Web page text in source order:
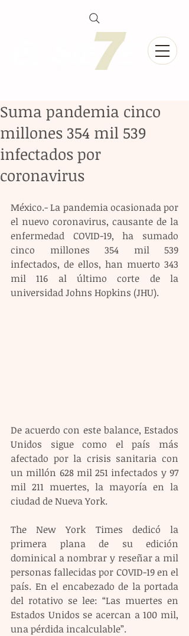
Suma pandemia cinco
millones 354 mil 539
infectados por
coronavirus
México.- La pandemia ocasionada por
el nuevo coronavirus, causante de la
enfermedad COVID-19, ha sumado
cinco millones 354 mil 539
infectados, de ellos, han muerto 343
mil 116 al último corte de la
universidad Johns Hopkins (JHU).
De acuerdo con este balance, Estados
Unidos sigue como el país más
afectado por la crisis sanitaria con
un millón 628 mil 251 infectados y 97
mil 211 muertes, la mayoría en la
ciudad de Nueva York.
The New York Times dedicó la
primera plana de su edición
dominical a nombrar y reseñar a mil
personas fallecidas por COVID-19 en el
país. En el encabezado de la portada
del rotativo se lee: “Las muertes en
Estados Unidos se acercan a 100 mil,
una pérdida incalculable”.